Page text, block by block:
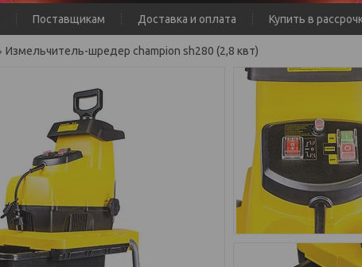
Поставщикам Доставка и оплата Купить в
Измельчитель-шредер champion sh280 (2,8 квт)